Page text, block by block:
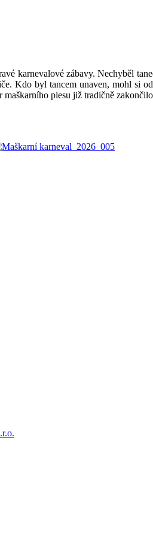
karnevalové zábavy. Nechyběl
Kdo byl tancem unaven, mohl si
plesu již tradičně